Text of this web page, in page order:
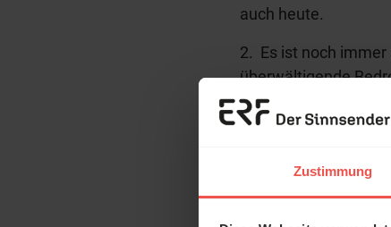
Zustimmung
auch heute.
2. Es ist noch immer
überwältigende
ausrichten kann.
sichere Zuflucht,